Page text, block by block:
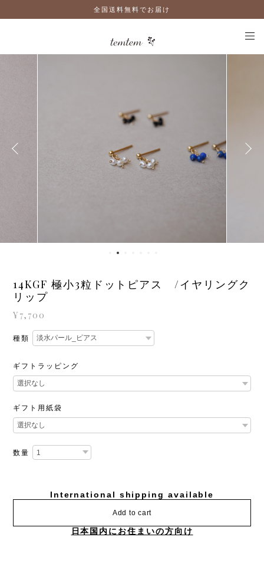
全国送料無料でお届け
14KGF 極小3粒ドットピアス /イヤリングク
リップ
¥7,700
種類
ギフトラッピング
ギフト用紙袋
数量
International shipping available
Add to cart
日本国内にお住まいの方向け